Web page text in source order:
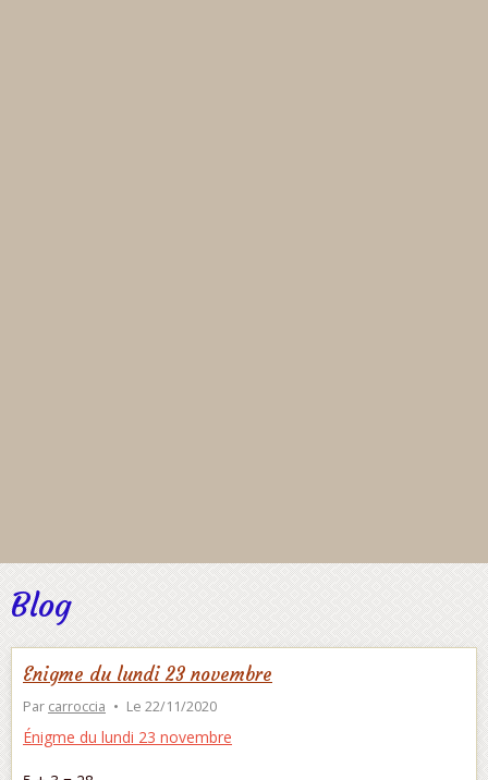
Blog
Enigme du lundi 23 novembre
Par carroccia Le 22/11/2020
Énigme du lundi 23 novembre